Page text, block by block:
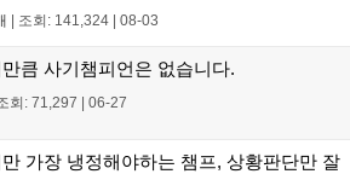
조회: 141,324 08-03
큼 사기챔피언은 없습니다.
회: 71,297 06-27
가장 냉정해야하는 챔프, 상황판단만 잘